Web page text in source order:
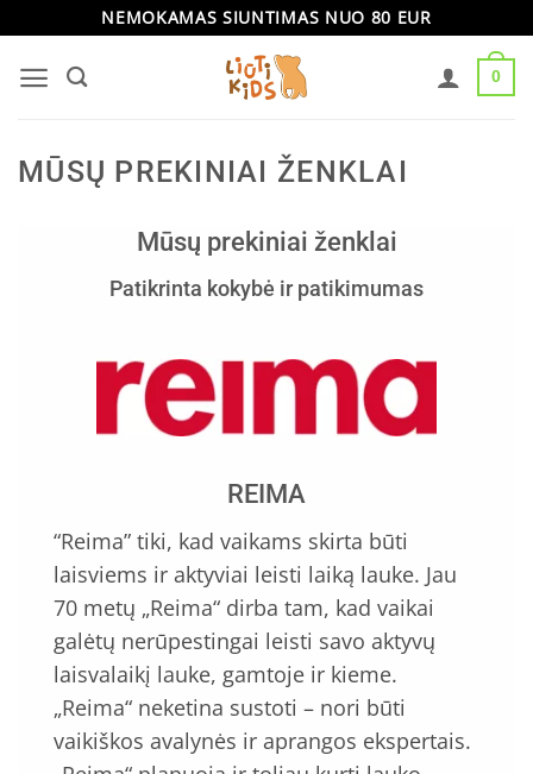
content
NEMOKAMAS SIUNTIMAS NUO 80 EUR
0
MŪSŲ PREKINIAI ŽENKLAI
Mūsų prekiniai ženklai
Patikrinta kokybė ir patikimumas
REIMA
“Reima” tiki, kad vaikams skirta būti
laisviems ir aktyviai leisti laiką lauke. Jau
70 metų „Reima“ dirba tam, kad vaikai
galėtų nerūpestingai leisti savo aktyvų
laisvalaikį lauke, gamtoje ir kieme.
„Reima“ neketina sustoti – nori būti
vaikiškos avalynės ir aprangos ekspertais.